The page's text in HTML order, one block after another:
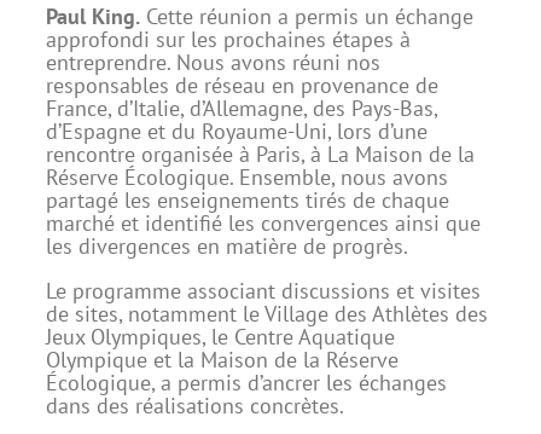
Paul King. Cette réunion a permis un échange
approfondi sur les prochaines étapes à
entreprendre. Nous avons réuni nos
responsables de réseau en provenance de
France, d’Italie, d’Allemagne, des Pays-Bas,
d’Espagne et du Royaume-Uni, lors d’une
rencontre organisée à Paris, à La Maison de la
Réserve Écologique. Ensemble, nous avons
partagé les enseignements tirés de chaque
marché et identifié les convergences ainsi que
les divergences en matière de progrès.
Le programme associant discussions et visites
de sites, notamment le Village des Athlètes des
Jeux Olympiques, le Centre Aquatique
Olympique et la Maison de la Réserve
Écologique, a permis d’ancrer les échanges
dans des réalisations concrètes.